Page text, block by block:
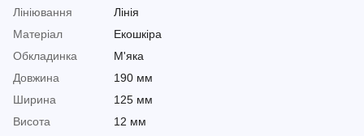
Лініювання
Лінія
Матеріал
Екошкіра
Обкладинка
М'яка
Довжина
190 мм
Ширина
125 мм
Висота
12 мм